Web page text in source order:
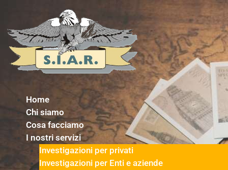
contenuto
Home
Chi siamo
Cosa facciamo
I nostri servizi
Investigazioni per privati
Investigazioni per Enti e aziende